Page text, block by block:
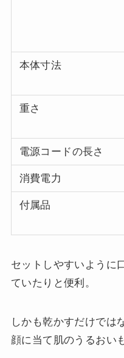
本体寸法
重さ
電源コードの長さ
消費電力
付属品
セットしやすいように
ていたりと便利。
しかも乾かすだけでは
顔に当て肌のうるおい